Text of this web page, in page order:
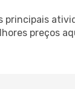
principais
preços